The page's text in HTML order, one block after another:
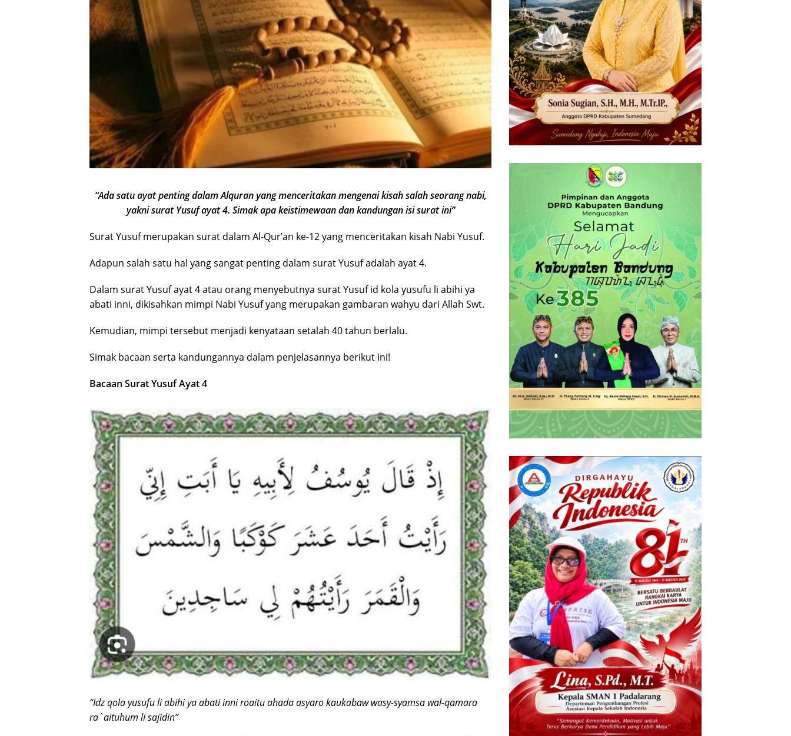
“Ada satu ayat penting dalam Alquran yang menceritakan mengenai kisah salah seorang nabi,
yakni surat Yusuf ayat 4. Simak apa keistimewaan dan kandungan isi surat ini”
Surat Yusuf merupakan surat dalam Al-Qur’an ke-12 yang menceritakan kisah Nabi Yusuf.
Adapun salah satu hal yang sangat penting dalam surat Yusuf adalah ayat 4.
Dalam surat Yusuf ayat 4 atau orang menyebutnya surat Yusuf id kola yusufu li abihi ya
abati inni, dikisahkan mimpi Nabi Yusuf yang merupakan gambaran wahyu dari Allah Swt.
Kemudian, mimpi tersebut menjadi kenyataan setalah 40 tahun berlalu.
Simak bacaan serta kandungannya dalam penjelasannya berikut ini!
Bacaan Surat Yusuf Ayat 4
“Idz qola yusufu li abihi ya abati inni roaitu ahada asyaro kaukabaw wasy-syamsa wal-qamara
ra`aituhum li sajidin”